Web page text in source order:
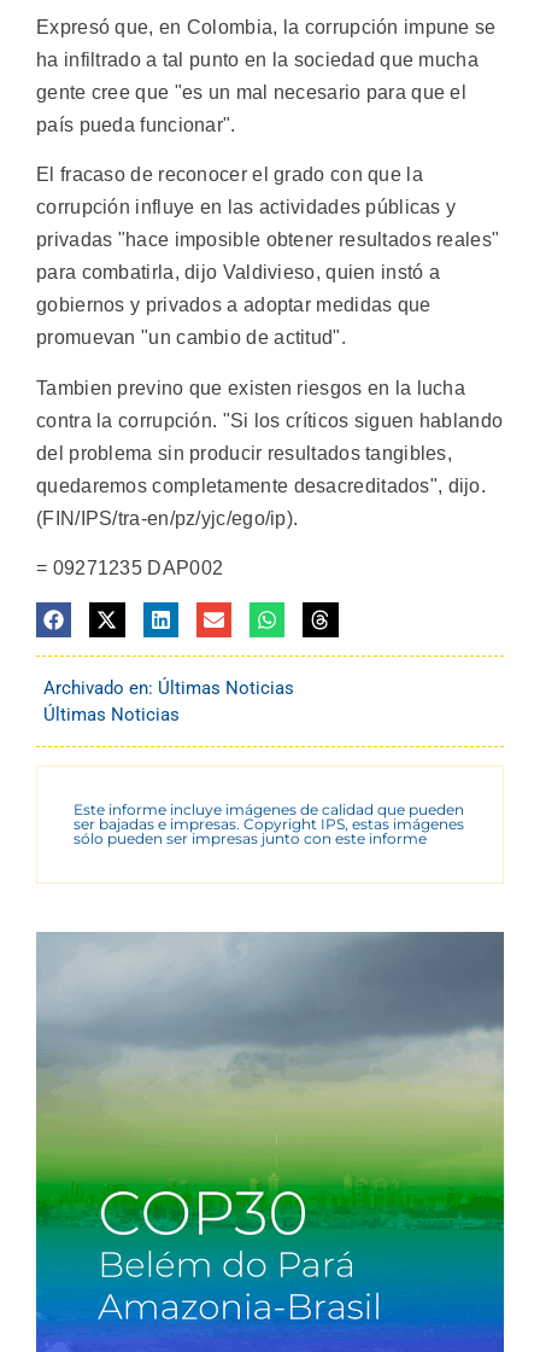
Expresó que, en Colombia, la corrupción impune se
ha infiltrado a tal punto en la sociedad que mucha
gente cree que "es un mal necesario para que el
país pueda funcionar".
El fracaso de reconocer el grado con que la
corrupción influye en las actividades públicas y
privadas "hace imposible obtener resultados reales"
para combatirla, dijo Valdivieso, quien instó a
gobiernos y privados a adoptar medidas que
promuevan "un cambio de actitud".
Tambien previno que existen riesgos en la lucha
contra la corrupción. "Si los críticos siguen hablando
del problema sin producir resultados tangibles,
quedaremos completamente desacreditados", dijo.
(FIN/IPS/tra-en/pz/yjc/ego/ip).
= 09271235 DAP002
Archivado en: Últimas Noticias
Últimas Noticias
Este informe incluye imágenes de calidad que pueden
ser bajadas e impresas. Copyright IPS, estas imágenes
sólo pueden ser impresas junto con este informe